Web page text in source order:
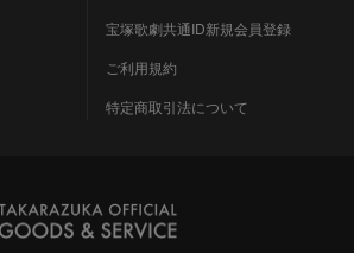
宝塚歌劇共通ID新規会員登録
ご利用規約
特定商取引法について